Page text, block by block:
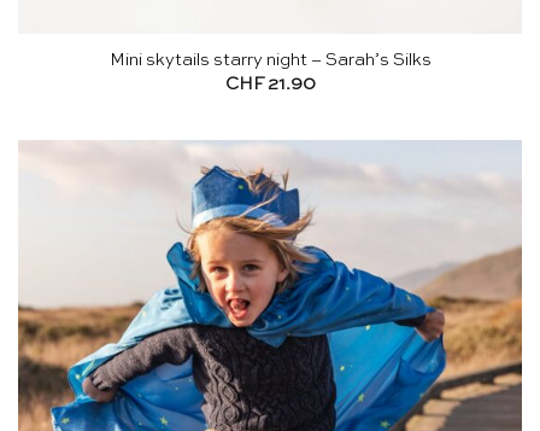
Mini skytails starry night – Sarah’s Silks
CHF21.90